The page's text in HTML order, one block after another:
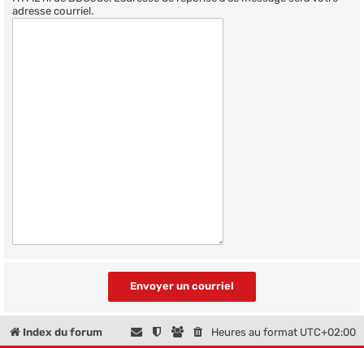
adresse courriel.
Index du forum Heures au format UTC+02:00